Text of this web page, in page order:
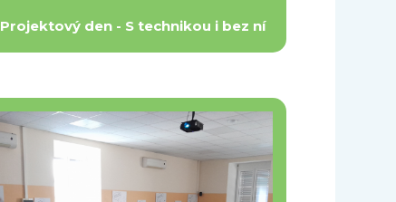
Projektový den - S technikou i bez ní